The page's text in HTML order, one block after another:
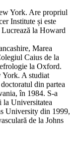
York. Are propriul
Institute și este
la Howard
Marea
Caius de la
la Oxford.
York. A studiat
din partea
în 1984. S-a
la Universitatea
University din 1999,
de la Johns